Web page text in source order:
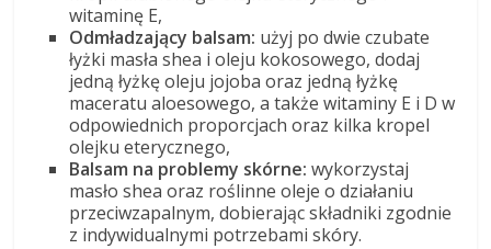
witaminę E,
Odmładzający balsam: użyj po dwie czubate
łyżki masła shea i oleju kokosowego, dodaj
jedną łyżkę oleju jojoba oraz jedną łyżkę
maceratu aloesowego, a także witaminy E i D w
odpowiednich proporcjach oraz kilka kropel
olejku eterycznego,
Balsam na problemy skórne: wykorzystaj
masło shea oraz roślinne oleje o działaniu
przeciwzapalnym, dobierając składniki zgodnie
z indywidualnymi potrzebami skóry.